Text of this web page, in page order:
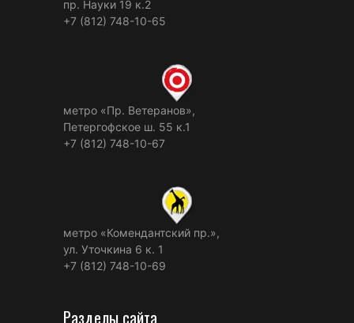
пр. Науки 19 к.2
+7 (812) 748-10-65
метро «Пр. Ветеранов»,
Петергофское ш. 55 к.1
+7 (812) 748-10-67
метро «Комендантский пр.»,
ул. Уточкина 6 к. 1
+7 (812) 748-10-69
Разделы сайта